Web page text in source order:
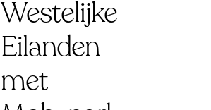
Westelijke
Eilanden
met